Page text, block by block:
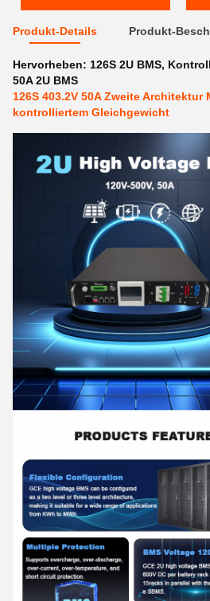
Produkt-Details Produkt-
Hervorheben: 126S 2U BMS,
50A 2U BMS
126S 403.2V 50A Zweite Architektur
kontrolliertem Gleichgewicht